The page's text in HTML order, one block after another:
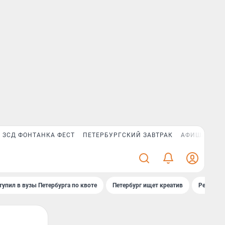
ЗСД ФОНТАНКА ФЕСТ ПЕТЕРБУРГСКИЙ ЗАВТРАК АФИША PLUS
в вузы Петербурга по квоте Петербург ищет креатив